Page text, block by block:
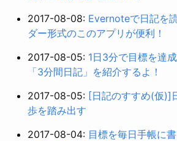
2017-08-08: Evernoteで日記を
ダー形式のこのアプリが便利！
2017-08-05: 1日3分で目標を達
「3分間日記」を紹介するよ！
2017-08-05: [日記のすすめ(仮)]
歩を踏み出す
2017-08-04: 目標を毎日手帳に